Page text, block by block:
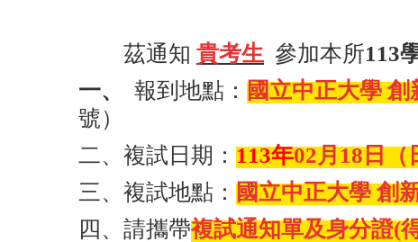
茲通知 貴考生 參加本所113
一、 報到地點： 國立中正大學 創
號）
二、複試日期： 113年02月18日（
三、複試地點： 國立中正大學 創
四、請攜帶複試通知單及身分證(